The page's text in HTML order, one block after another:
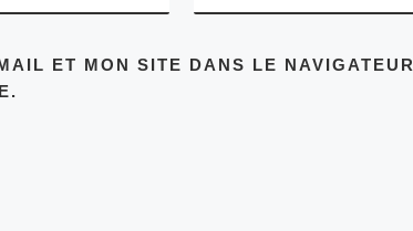
ET MON SITE DANS LE NAVIGATEUR